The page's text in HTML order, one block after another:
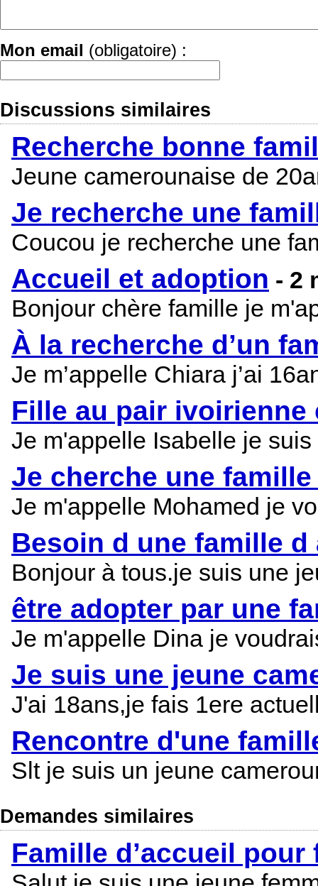
Mon email (obligatoire) :
Discussions similaires
Recherche bonne
Jeune camerounaise de
Je recherche une
Coucou je recherche une
Accueil et adoption - 2
Bonjour chère famille je
À la recherche d’un
Je m’appelle Chiara j’ai
Fille au pair
Je m'appelle Isabelle je
Je cherche une
Je m'appelle Mohamed je
Besoin d une famille d
Bonjour à tous.je suis une
être adopter par une
Je m'appelle Dina je
Je suis une jeune
J'ai 18ans,je fais 1ere
Rencontre d'une
Slt je suis un jeune
Demandes similaires
Famille d’accueil